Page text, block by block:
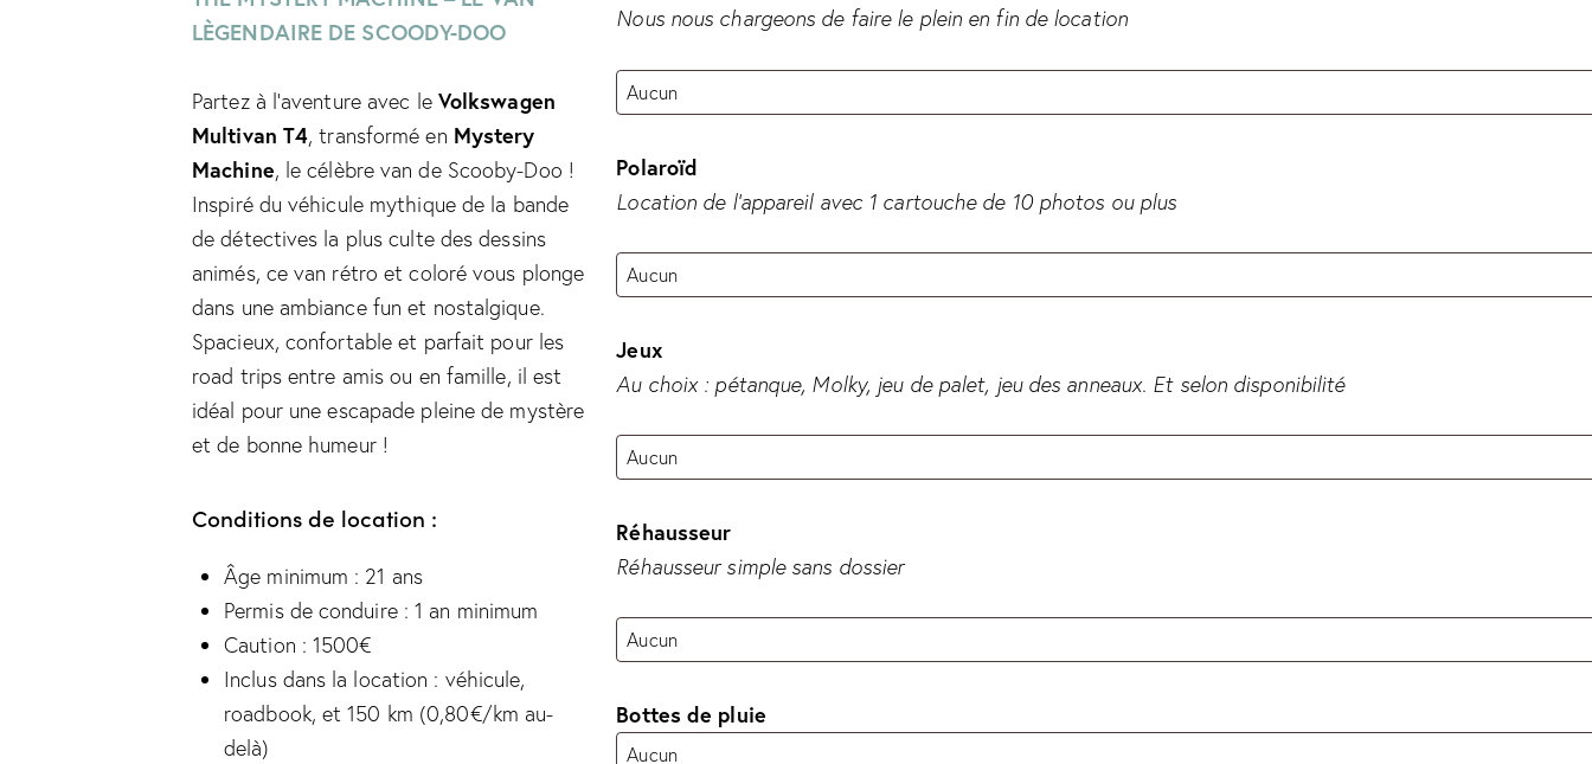
LÈGENDAIRE DE SCOODY-DOO
Partez à l’aventure avec le Volkswagen
Multivan T4, transformé en Mystery
Machine, le célèbre van de Scooby-Doo !
Inspiré du véhicule mythique de la bande
de détectives la plus culte des dessins
animés, ce van rétro et coloré vous plonge
dans une ambiance fun et nostalgique.
Spacieux, confortable et parfait pour les
road trips entre amis ou en famille, il est
idéal pour une escapade pleine de mystère
et de bonne humeur !
Conditions de location :
Âge minimum : 21 ans
Permis de conduire : 1 an minimum
Caution : 1500€
Inclus dans la location : véhicule,
roadbook, et 150 km (0,80€/km au-
delà)
Nous nous chargeons de faire le plein en fin de location
Polaroïd
Location de l’appareil avec 1 cartouche de 10 photos ou plus
Jeux
Au choix : pétanque, Molky, jeu de palet, jeu des anneaux. Et selon disponibilité
Réhausseur
Réhausseur simple sans dossier
Bottes de pluie